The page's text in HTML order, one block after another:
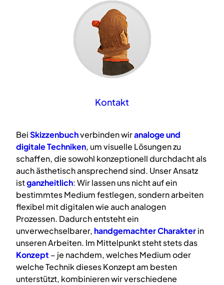
Kontakt
BeiSkizzenbuchverbinden wiranalogeund
digitaleTechniken, um visuelle Lösungen zu
schaffen, die sowohl konzeptionell durchdacht als
auch ästhetisch ansprechend sind. Unser Ansatz
istganzheitlich: Wir lassen uns nicht auf ein
bestimmtes Medium festlegen, sondern arbeiten
flexibel mit digitalen wie auch analogen
Prozessen. Dadurch entsteht ein
unverwechselbarer, handgemachter Charakterin
unseren Arbeiten. Im Mittelpunkt steht stets das
Konzept – je nachdem, welches Medium oder
welche Technik dieses Konzept am besten
unterstützt, kombinieren wir verschiedene